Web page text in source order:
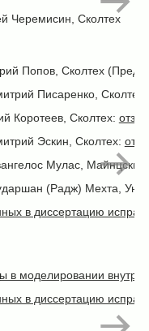
Черемисин, Сколтех
Попов, Сколтех
Писаренко,
Коротеев, Сколтех:
Эскин, Сколтех:
Мулас,
(Радж) Мехта,
в диссертацию
в моделировании
в диссертацию